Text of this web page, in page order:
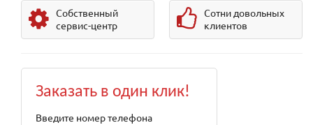
Собственный
сервис-центр
Сотни довольных
клиентов
Заказать в один клик!
Введите номер телефона